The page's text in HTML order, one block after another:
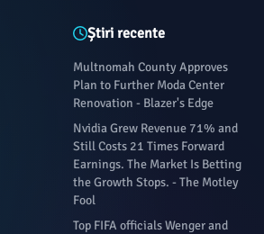
Știri recente
Multnomah County Approves
Plan to Further Moda Center
Renovation - Blazer's Edge
Nvidia Grew Revenue 71% and
Still Costs 21 Times Forward
Earnings. The Market Is Betting
the Growth Stops. - The Motley
Fool
Top FIFA officials Wenger and